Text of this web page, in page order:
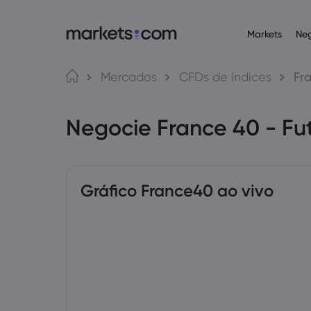
Markets
Plataformas de
MT4
Acerca da
Ofertas globais
Nosso grupo
Língua
English (Global) English (EU)
Deutsch
German
Español
Bahasa Indonesia 한국어
Mercados CFDs de índices
Negocie France 40 -
Gráfico France40 ao vivo